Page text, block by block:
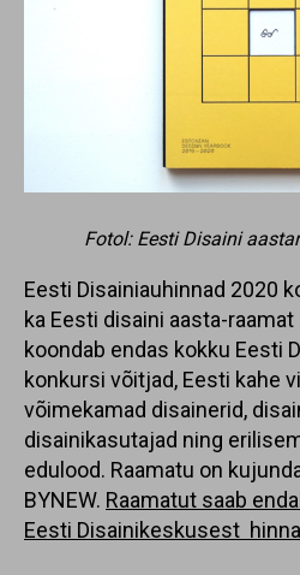
Fotol: Eesti Disaini
Eesti Disainiauhinnad 2020
ka Eesti disaini aasta-
koondab endas kokku Eesti
konkursi võitjad, Eesti kahe
võimekamad disainerid,
disainikasutajad ning
edulood. Raamatu on
BYNEW. Raamatut saab
Eesti Disainikeskusest